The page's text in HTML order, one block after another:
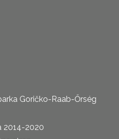
Goričko-Raab-Őrség
2014-2020